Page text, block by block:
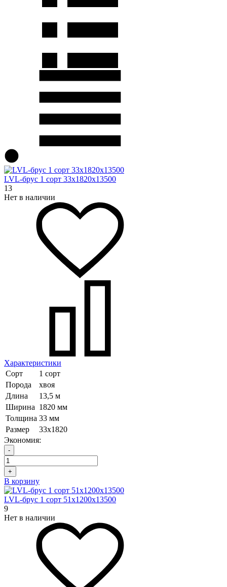
LVL-брус 1 сорт 33х1820х13500
13
Нет в наличии
Характеристики
Сорт
1 сорт
Порода
хвоя
Длина
13,5 м
Ширина 1820 мм
Толщина 33 мм
Размер
33х1820
Экономия:
-
+
В корзину
LVL-брус 1 сорт 51х1200х13500
9
Нет в наличии